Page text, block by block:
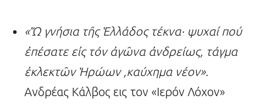
«Ὤγνήσια τῆς Ἑλλάδος τέκνα· ψυχαί πού
ἐπέσατε εἰς τόν ἀγῶνα ἀνδρείως, τάγμα
ἐκλεκτῶν Ἡρώων ,καύχημα νέον».
Ανδρέας Κάλβος εις τον «Ιερόν Λόχον»